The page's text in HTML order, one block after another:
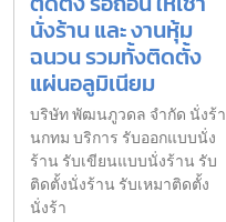
นั่งร้าน และ งานหุ้ม
ฉนวน รวมทั้งติดตั้ง
แผ่นอลูมิเนียม
บริษัท พัฒนภูวดล จำกัด นั่งร้า
นกทม บริการ รับออกแบบนั่ง
ร้าน รับเขียนแบบนั่งร้าน รับ
ติดตั้งนั่งร้าน รับเหมาติดตั้ง
นั่งร้า